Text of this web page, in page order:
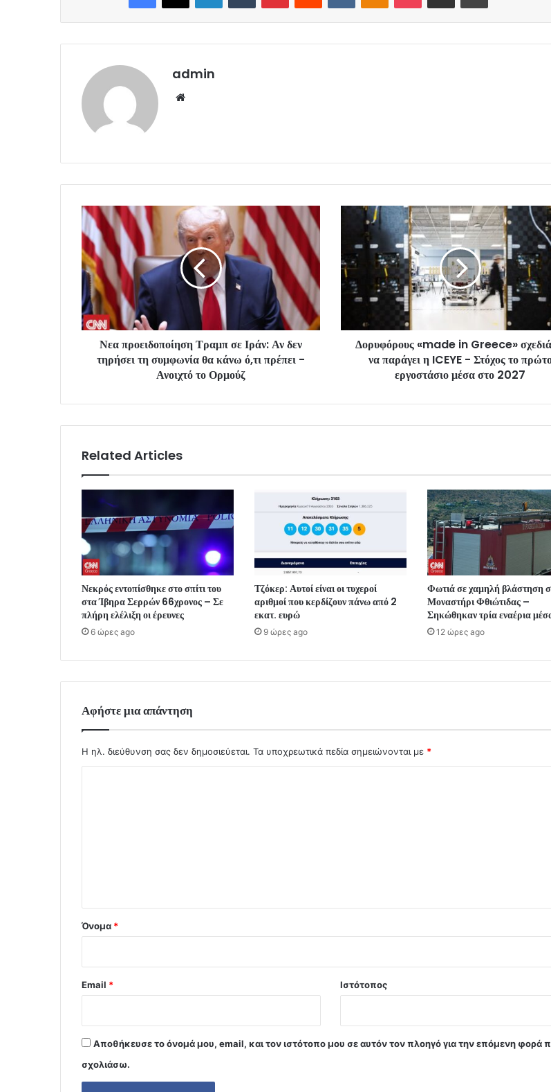
admin
Νεα προειδοποίηση Τραμπ σε Ιράν: Αν δεν
τηρήσει τη συμφωνία θα κάνω ό,τι πρέπει -
Ανοιχτό το Ορμούζ
Δορυφόρους «made in Greece»
να παράγει η ICEYE - Στόχος το
εργοστάσιο μέσα στο 2027
Related Articles
Νεκρός εντοπίσθηκε στο σπίτι του
στα Ίβηρα Σερρών 66χρονος – Σε
πλήρη ελέλιξη οι έρευνες
6 ώρες ago
Τζόκερ: Αυτοί είναι οι τυχεροί
αριθμοί που κερδίζουν πάνω από 2
εκατ. ευρώ
9 ώρες ago
Φωτιά σε χαμηλή βλάστηση
Μοναστήρι Φθιώτιδας –
Σηκώθηκαν τρία εναέρια
12 ώρες ago
Αφήστε μια απάντηση
Η ηλ. διεύθυνση σας δεν δημοσιεύεται. Τα υποχρεωτικά πεδία σημειώνονται με *
Όνομα *
Email * Ιστότοπος
Αποθήκευσε το όνομά μου, email, και τον ιστότοπο μου σε αυτόν τον πλοηγό για την επόμενη φορά
σχολιάσω.